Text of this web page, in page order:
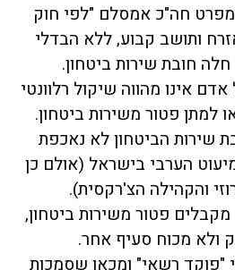
חה"כ אמסלם "לפי חוק
ותושב קבוע, ללא הבדלי
חובת שירות ביטחון.
אינו מהווה שיקול רלוונטי
למתן פטור משירות ביטחון.
שירות הביטחון לא נאכפת
הערבי בישראל (אולם כן
והקהילה הצ'רקסית).
פטור משירות ביטחון,
כי "פוקד רשאי" ומכאן שסמכות